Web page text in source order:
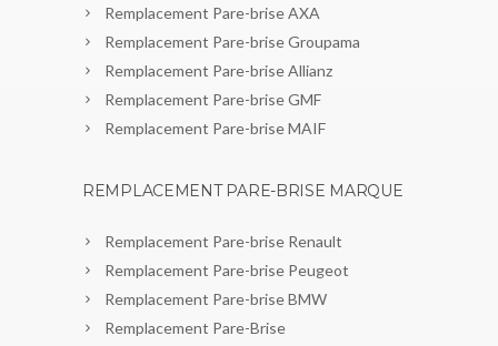
Remplacement Pare-brise AXA
Remplacement Pare-brise Groupama
Remplacement Pare-brise Allianz
Remplacement Pare-brise GMF
Remplacement Pare-brise MAIF
REMPLACEMENT PARE-BRISE MARQUE
Remplacement Pare-brise Renault
Remplacement Pare-brise Peugeot
Remplacement Pare-brise BMW
Remplacement Pare-Brise